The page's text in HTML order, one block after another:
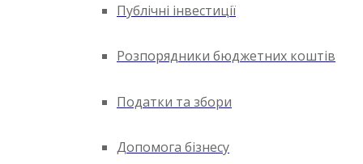
Публічні інвестиції
Розпорядники бюджетних коштів
Податки та збори
Допомога бізнесу